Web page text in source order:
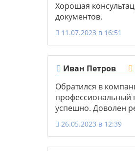
Хорошая
документов.
11.07.2023 в 16:51
Иван Петров
Обратился в
профессиональный
успешно. Доволен
26.05.2023 в 12:39